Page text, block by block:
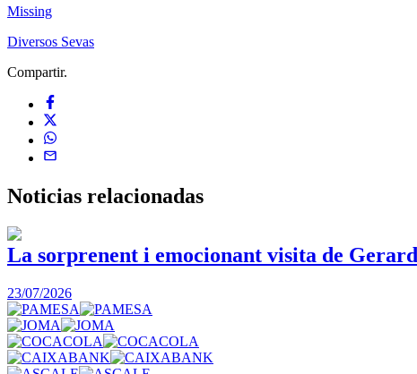
Missing
Diversos Sevas
Compartir.
Noticias relacionadas
La sorprenent i emocionant visita de
23/07/2026